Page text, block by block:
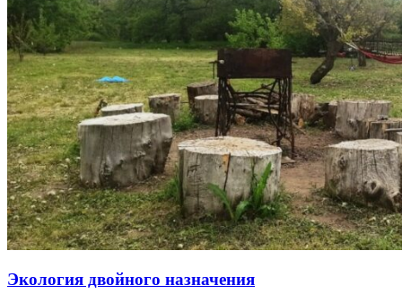
Экология двойного назначения